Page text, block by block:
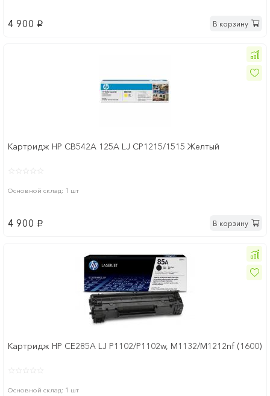
4 900 p В корзину
Картридж HP CB542A 125A LJ CP1215/1515 Желтый
Основной склад: 1 шт
4 900 p В корзину
Картридж HP CE285A LJ P1102/P1102w, M1132/M1212nf (1600)
Основной склад: 1 шт